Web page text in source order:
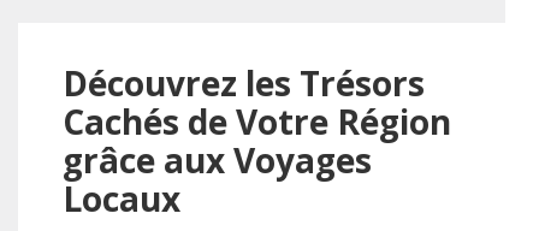
Découvrez les Trésors
Cachés de Votre Région
grâce aux Voyages
Locaux